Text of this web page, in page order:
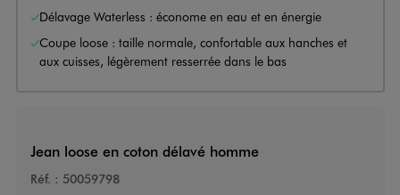
Délavage Waterless : économe en eau et en énergie
Coupe loose : taille normale, confortable aux hanches et
aux cuisses, légèrement resserrée dans le bas
Jean loose en coton délavé homme
Réf. : 50059798